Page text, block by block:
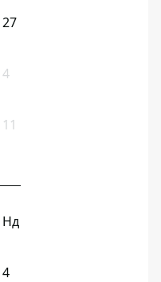
27
4
11
Нд
4